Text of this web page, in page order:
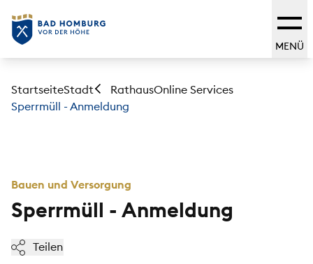
MENÜ
StartseiteStadt RathausOnline Services
Sperrmüll - Anmeldung
Bauen und Versorgung
Sperrmüll - Anmeldung
Teilen